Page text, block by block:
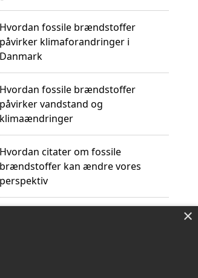
Hvordan fossile brændstoffer
påvirker klimaforandringer i
Danmark
Hvordan fossile brændstoffer
påvirker vandstand og
klimaændringer
Hvordan citater om fossile
brændstoffer kan ændre vores
perspektiv
×